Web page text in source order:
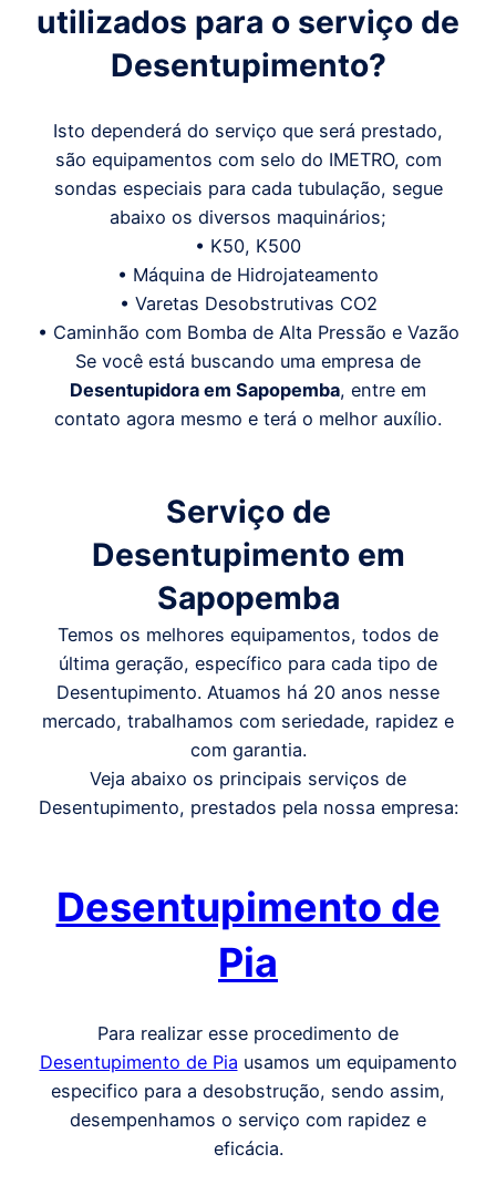
utilizados para o serviço de
Desentupimento?
Isto dependerá do serviço que será prestado,
são equipamentos com selo do IMETRO, com
sondas especiais para cada tubulação, segue
abaixo os diversos maquinários;
• K50, K500
• Máquina de Hidrojateamento
• Varetas Desobstrutivas CO2
• Caminhão com Bomba de Alta Pressão e Vazão
Se você está buscando uma empresa de
Desentupidora em Sapopemba, entre em
contato agora mesmo e terá o melhor auxílio.
Serviço de
Desentupimento em
Sapopemba
Temos os melhores equipamentos, todos de
última geração, específico para cada tipo de
Desentupimento. Atuamos há 20 anos nesse
mercado, trabalhamos com seriedade, rapidez e
com garantia.
Veja abaixo os principais serviços de
Desentupimento, prestados pela nossa empresa:
Desentupimento de
Pia
Para realizar esse procedimento de
Desentupimento de Pia usamos um equipamento
especifico para a desobstrução, sendo assim,
desempenhamos o serviço com rapidez e
eficácia.